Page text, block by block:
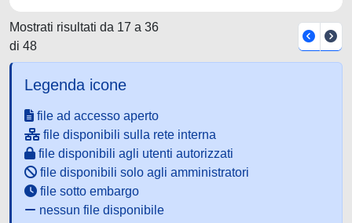
Mostrati risultati da 17 a 36
di 48
Legenda icone
file ad accesso aperto
file disponibili sulla rete interna
file disponibili agli utenti autorizzati
file disponibili solo agli amministratori
file sotto embargo
nessun file disponibile